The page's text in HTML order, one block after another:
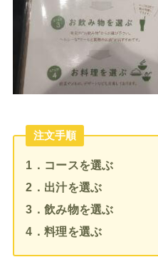
注文手順
1．コースを選ぶ
2．出汁を選ぶ
3．飲み物を選ぶ
4．料理を選ぶ